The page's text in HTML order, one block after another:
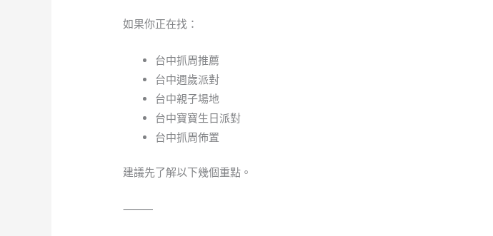
如果你正在找：
台中抓周推薦
台中週歲派對
台中親子場地
台中寶寶生日派對
台中抓周佈置
建議先了解以下幾個重點。
⸻